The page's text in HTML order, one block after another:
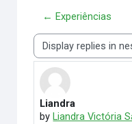
← Experiências
Display mode
Liandra
by Liandra Victória
Number of replies: 0